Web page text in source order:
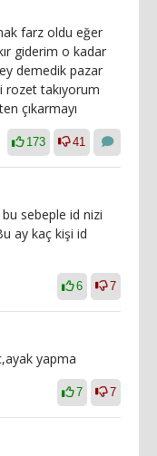
farz oldu eğer
giderim o kadar
demedik pazar
rozet takıyorum
çıkarmayı
173 41
sebeple id nizi
ay kaç kişi id
6 7
yapma
7 7